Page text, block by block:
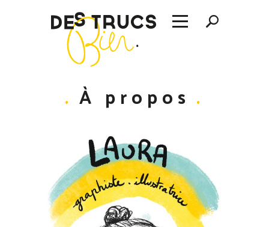
À propos